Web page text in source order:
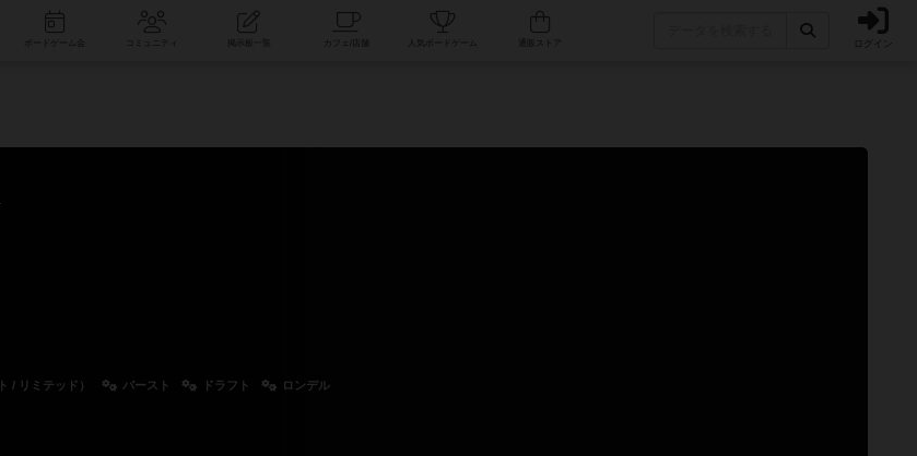
コミュニティ 人気ボードゲーム ログイン
/ リミテッド） バースト ドラフト
ロンデル